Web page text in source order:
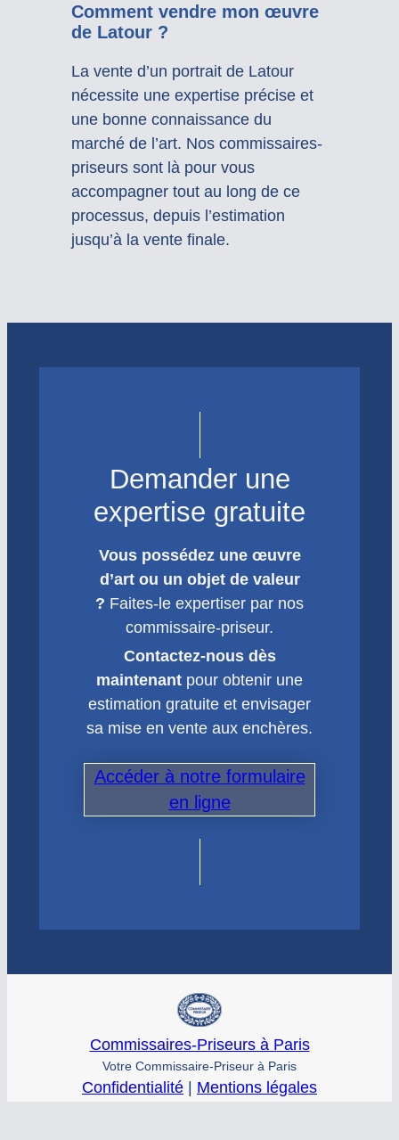
Comment vendre mon œuvre
de Latour ?
La vente d’un portrait de Latour
nécessite une expertise précise et
une bonne connaissance du
marché de l’art. Nos commissaires-
priseurs sont là pour vous
accompagner tout au long de ce
processus, depuis l’estimation
jusqu’à la vente finale.
Demander une
expertise gratuite
Vous possédez une œuvre
d’art ou un objet de valeur
? Faites-le expertiser par nos
commissaire-priseur.
Contactez-nous dès
maintenant pour obtenir une
estimation gratuite et envisager
sa mise en vente aux enchères.
Accéder à notre formulaire
en ligne
Commissaires-Priseurs à Paris
Votre Commissaire-Priseur à Paris
Confidentialité | Mentions légales